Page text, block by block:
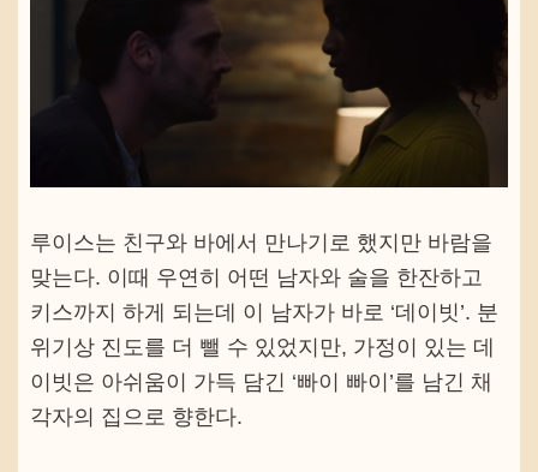
루이스는 친구와 바에서 만나기로 했지만 바람을
맞는다. 이때 우연히 어떤 남자와 술을 한잔하고
키스까지 하게 되는데 이 남자가 바로 ‘데이빗’. 분
위기상 진도를 더 뺄 수 있었지만, 가정이 있는 데
이빗은 아쉬움이 가득 담긴 ‘빠이 빠이’를 남긴 채
각자의 집으로 향한다.